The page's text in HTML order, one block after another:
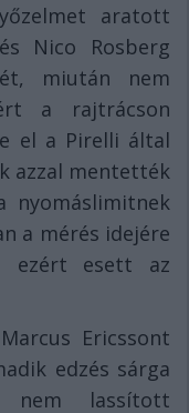
aratott
Nico Rosberg
miután nem
a rajtrácson
el a Pirelli által
azzal mentették
a mérés idejére
ezért esett az
Ericssont
edzés sárga
nem lassított